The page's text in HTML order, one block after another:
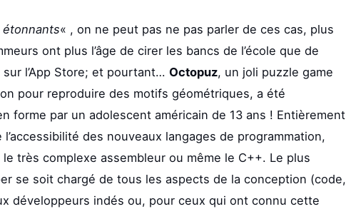
« , on ne peut pas ne pas parler de ces cas, plus
ont plus l’âge de cirer les bancs de l’école que de
l’App Store; et pourtant… Octopuz, un joli puzzle game
pour reproduire des motifs géométriques, a été
forme par un adolescent américain de 13 ans ! Entièrement
des nouveaux langages de programmation,
très complexe assembleur ou même le C++. Le plus
se soit chargé de tous les aspects de la conception (code,
développeurs indés ou, pour ceux qui ont connu cette